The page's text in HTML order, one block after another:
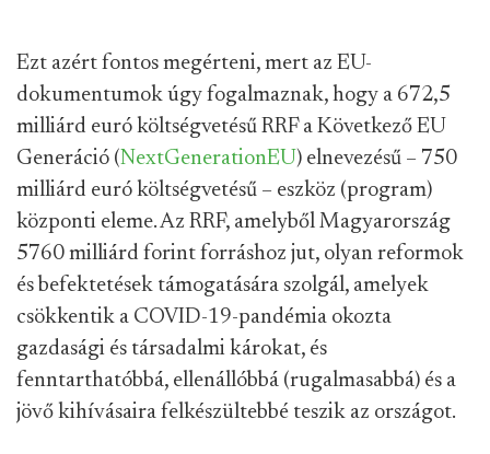
Ezt azért fontos megérteni, mert az EU-
dokumentumok úgy fogalmaznak, hogy a 672,5
milliárd euró költségvetésű RRF a Következő EU
Generáció (NextGenerationEU) elnevezésű – 750
milliárd euró költségvetésű – eszköz (program)
központi eleme. Az RRF, amelyből Magyarország
5760 milliárd forint forráshoz jut, olyan reformok
és befektetések támogatására szolgál, amelyek
csökkentik a COVID-19-pandémia okozta
gazdasági és társadalmi károkat, és
fenntarthatóbbá, ellenállóbbá (rugalmasabbá) és a
jövő kihívásaira felkészültebbé teszik az országot.